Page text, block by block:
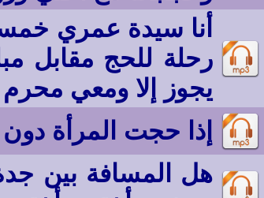
أنا سيدة عمري
رحلة للحج مقابل
يجوز إلا ومعي
إذا حجت المرأة
هل المسافة بين